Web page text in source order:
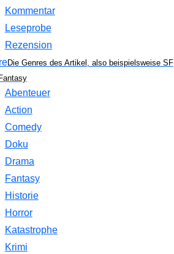
Kommentar
Leseprobe
Rezension
Die Genres des Artikel, also beispielsweise SF
Abenteuer
Action
Comedy
Doku
Drama
Fantasy
Historie
Horror
Katastrophe
Krimi